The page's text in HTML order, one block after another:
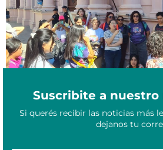
Suscribite a
Si querés recibir las noticias más
dejanos tu